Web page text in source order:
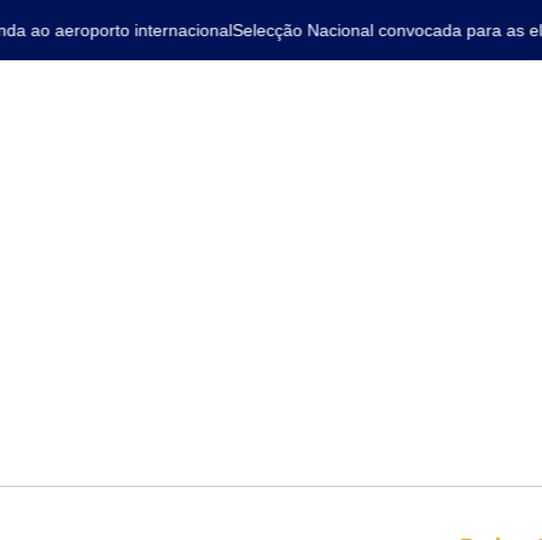
ao aeroporto internacionalSelecção Nacional convocada para as